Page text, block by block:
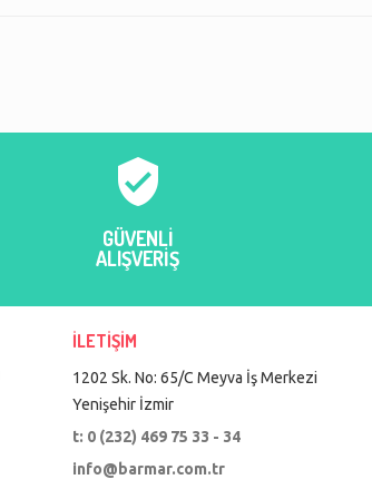
verified_user
GÜVENLİ
ALIŞVERİŞ
İLETİŞİM
1202 Sk. No: 65/C Meyva İş Merkezi
Yenişehir İzmir
t: 0 (232) 469 75 33 - 34
info@barmar.com.tr